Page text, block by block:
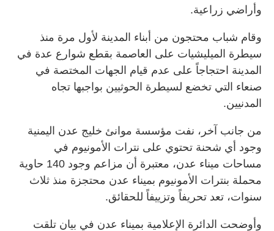
وأراضي زراعية.
وقام شباب محتجون من أبناء المدينة لأول مرة منذ
سيطرة الميليشيات على العاصمة بقطع شوارع عدة في
المدينة احتجاجاً على عدم قيام الجهات المختصة في
صنعاء التي تخضع لسيطرة الحوثيين بواجبها تجاه
المدنيين.
من جانب آخر، نفت مؤسسة موانئ خليج عدن اليمنية
وجود أي شحنة تحتوي على نترات الأمونيوم في
مساحات ميناء عدن، معتبرة أن مزاعم وجود 140 حاوية
محملة بنترات الأمونيوم بميناء عدن محتجزة منذ ثلاث
سنوات، تعد تحريفاً وتزييفاً للحقائق.
وأوضحت الدائرة الإعلامية بميناء عدن في بيان تلقت